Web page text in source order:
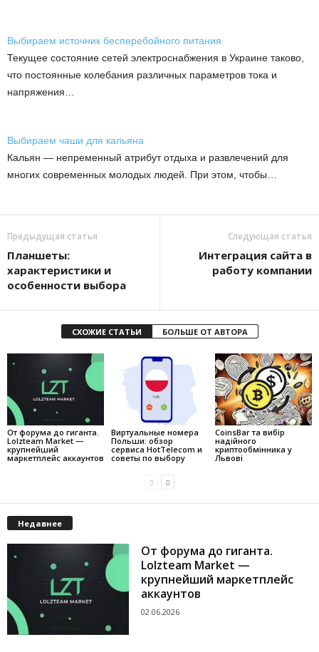
Выбираем источник бесперебойного питания
Текущее состояние сетей электроснабжения в Украине таково,
что постоянные колебания различных параметров тока и
напряжения…
Выбираем чаши для кальяна
Кальян — непременный атрибут отдыха и развлечений для
многих современных молодых людей. При этом, чтобы…
Предыдущая статья
Планшеты:
характеристики и
особенности выбора
Следующая статья
Интеграция сайта в
работу компании
СХОЖИЕ СТАТЬИ БОЛЬШЕ ОТ АВТОРА
От форума до гиганта.
Lolzteam Market —
крупнейший
маркетплейс аккаунтов
Виртуальные номера
Польши: обзор
сервиса HotTelecom и
советы по выбору
CoinsBar та вибір
надійного
криптообмінника у
Львові
Недавнее
От форума до гиганта.
Lolzteam Market —
крупнейший маркетплейс
аккаунтов
02.06.2026